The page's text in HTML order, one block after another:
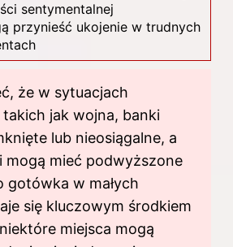
sentymentalnej
przynieść ukojenie w trudnych
że w sytuacjach
jak wojna, banki
lub nieosiągalne, a
mogą mieć podwyższone
gotówka w małych
się kluczowym środkiem
miejsca mogą